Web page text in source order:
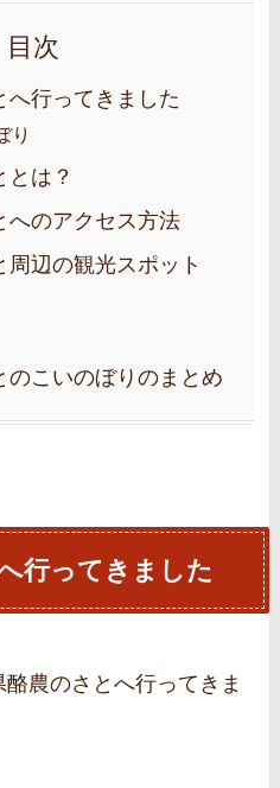
目次
へ行ってきました
り
とは？
へのアクセス方法
辺の観光スポット
のこいのぼりのまとめ
行ってきました
農のさとへ行ってきま